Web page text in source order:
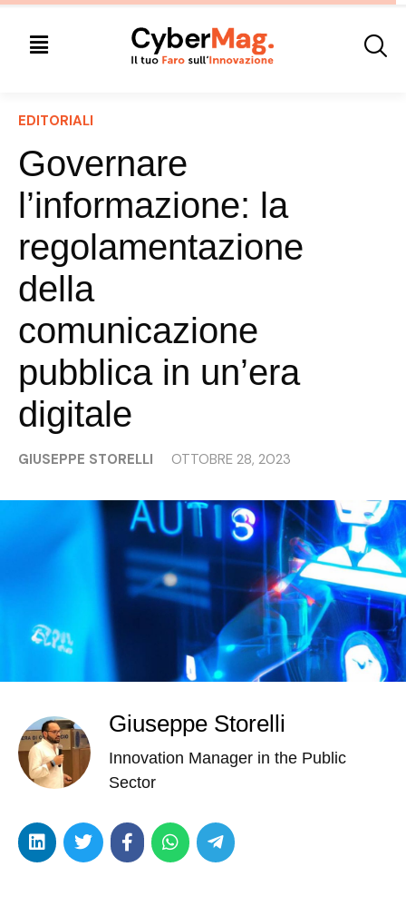
EDITORIALI
Governare
l’informazione: la
regolamentazione
della
comunicazione
pubblica in un’era
digitale
GIUSEPPE STORELLI OTTOBRE 28, 2023
Giuseppe Storelli
Innovation Manager in the Public
Sector